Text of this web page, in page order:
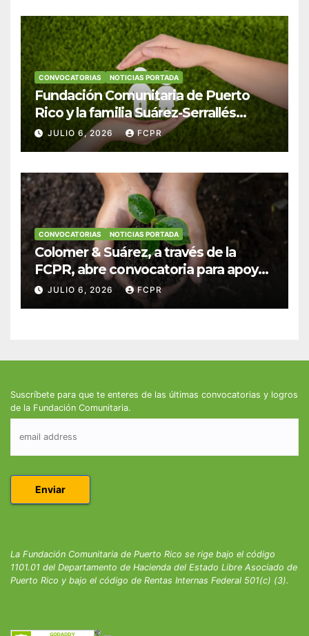
CONVOCATORIAS NOTICIAS PORTADA
Fundación Comunitaria de Puerto
Rico y la familia Suárez-Serrallés
anuncian convocatoria para
fortalecer hogares y albergues
JULIO 6, 2026 FCPR
CONVOCATORIAS NOTICIAS PORTADA
Colomer & Suárez, a través de la
FCPR, abre convocatoria para apoyar
proyectos de seguridad alimentaria
JULIO 6, 2026 FCPR
Suscríbete para que te enteres de las últimas convocatorias y logros
de la Fundación Comunitaria.
La Fundación Comunitaria de Puerto Rico se rige bajo el código
1101.01 del Departamento de Hacienda del Estado Libre Asociado de
Puerto Rico y bajo el código de Rentas Internas Federal 501(c) (3).